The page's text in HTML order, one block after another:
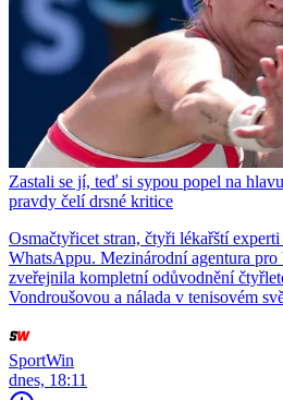
Zastali se jí, teď si sypou popel na
pravdy čelí drsné kritice
Osmačtyřicet stran, čtyři lékařští
WhatsAppu. Mezinárodní agentura pro
zveřejnila kompletní odůvodnění
Vondroušovou a nálada v tenisovém
SportWin
dnes, 18:11